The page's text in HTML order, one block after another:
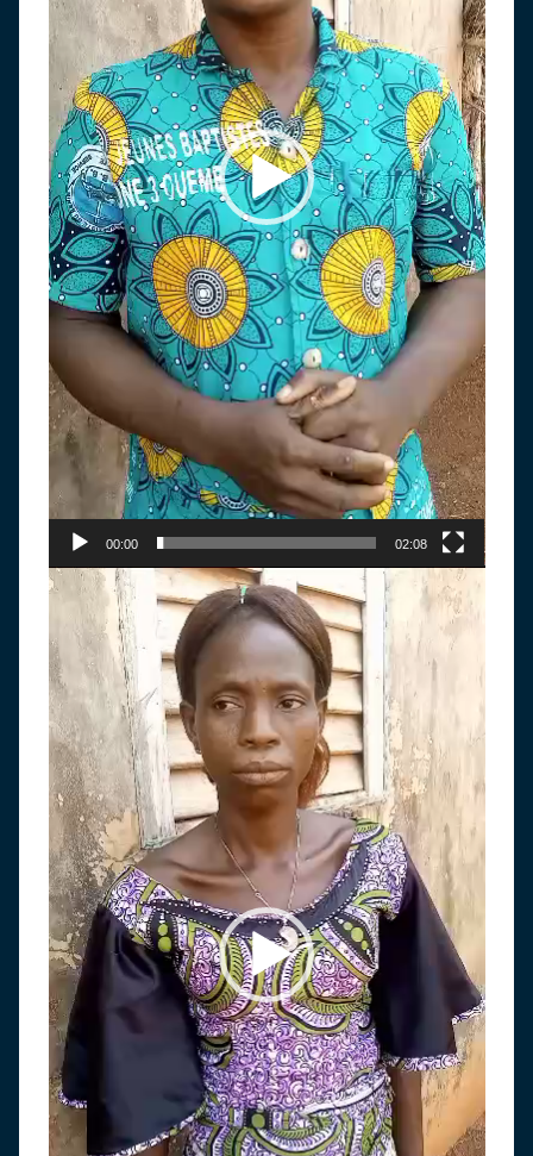
00:00 02:08
Lecteur